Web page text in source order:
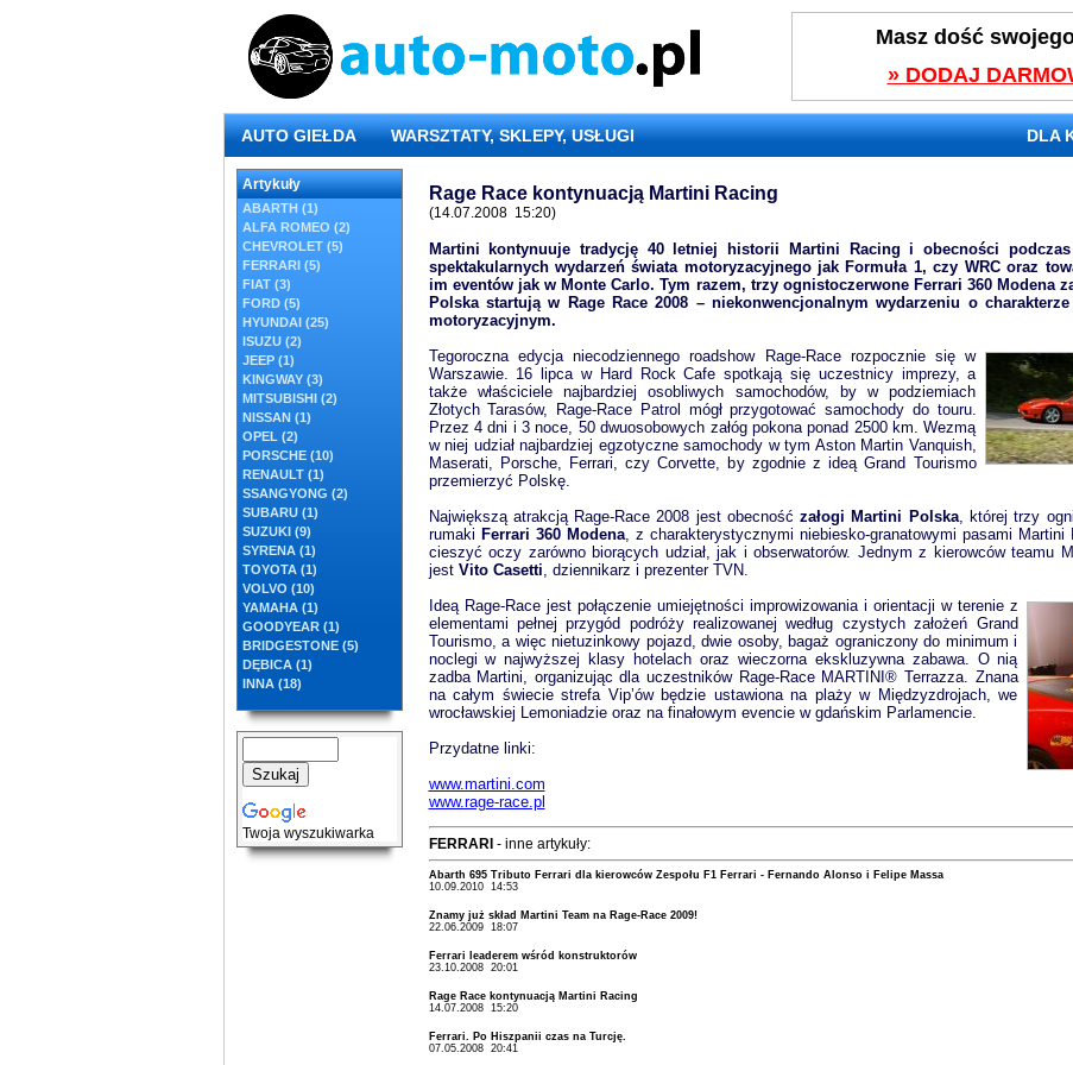
Masz dość
» DODAJ
AUTO GIEŁDA WARSZTATY, SKLEPY, USŁUGI DLA
Artykuły
ABARTH (1)
ALFA ROMEO (2)
CHEVROLET (5)
FERRARI (5)
FIAT (3)
FORD (5)
HYUNDAI (25)
ISUZU (2)
JEEP (1)
KINGWAY (3)
MITSUBISHI (2)
NISSAN (1)
OPEL (2)
PORSCHE (10)
RENAULT (1)
SSANGYONG (2)
SUBARU (1)
SUZUKI (9)
SYRENA (1)
TOYOTA (1)
VOLVO (10)
YAMAHA (1)
GOODYEAR (1)
BRIDGESTONE (5)
DĘBICA (1)
INNA (18)
Twoja wyszukiwarka
Rage Race kontynuacją Martini Racing
(14.07.2008 15:20)
Martini kontynuuje tradycję 40 letniej historii Martini Racing i obecności
spektakularnych wydarzeń świata motoryzacyjnego jak Formuła 1, czy WRC oraz
im eventów jak w Monte Carlo. Tym razem, trzy ognistoczerwone Ferrari 360 Modena
Polska startują w Rage Race 2008 – niekonwencjonalnym wydarzeniu o
motoryzacyjnym.
Tegoroczna edycja niecodziennego roadshow Rage-Race rozpocznie się w
Warszawie. 16 lipca w Hard Rock Cafe spotkają się uczestnicy imprezy, a
także właściciele najbardziej osobliwych samochodów, by w podziemiach
Złotych Tarasów, Rage-Race Patrol mógł przygotować samochody do touru.
Przez 4 dni i 3 noce, 50 dwuosobowych załóg pokona ponad 2500 km. Wezmą
w niej udział najbardziej egzotyczne samochody w tym Aston Martin Vanquish,
Maserati, Porsche, Ferrari, czy Corvette, by zgodnie z ideą Grand Tourismo
przemierzyć Polskę.
Największą atrakcją Rage-Race 2008 jest obecnośćzałogi Martini Polska, której trzy
rumaki Ferrari 360 Modena, z charakterystycznymi niebiesko-granatowymi pasami Martini
cieszyć oczy zarówno biorących udział, jak i obserwatorów. Jednym z kierowców teamu
jest Vito Casetti, dziennikarz i prezenter TVN.
Ideą Rage-Race jest połączenie umiejętności improwizowania i orientacji w terenie z
elementami pełnej przygód podróży realizowanej według czystych założeń Grand
Tourismo, a więc nietuzinkowy pojazd, dwie osoby, bagaż ograniczony do minimum i
noclegi w najwyższej klasy hotelach oraz wieczorna ekskluzywna zabawa. O nią
zadba Martini, organizując dla uczestników Rage-Race MARTINI® Terrazza. Znana
na całym świecie strefa Vip’ów będzie ustawiona na plaży w Międzyzdrojach, we
wrocławskiej Lemoniadzie oraz na finałowym evencie w gdańskim Parlamencie.
Przydatne linki:
www.martini.com
www.rage-race.pl
FERRARI - inne artykuły:
Abarth 695 Tributo Ferrari dla kierowców Zespołu F1 Ferrari - Fernando Alonso i Felipe Massa
10.09.2010 14:53
Znamy już skład Martini Team na Rage-Race 2009!
22.06.2009 18:07
Ferrari leaderem wśród konstruktorów
23.10.2008 20:01
Rage Race kontynuacją Martini Racing
14.07.2008 15:20
Ferrari. Po Hiszpanii czas na Turcję.
07.05.2008 20:41